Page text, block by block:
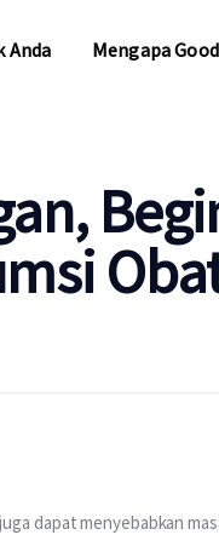
Anda Mengapa
dapat menyebabkan